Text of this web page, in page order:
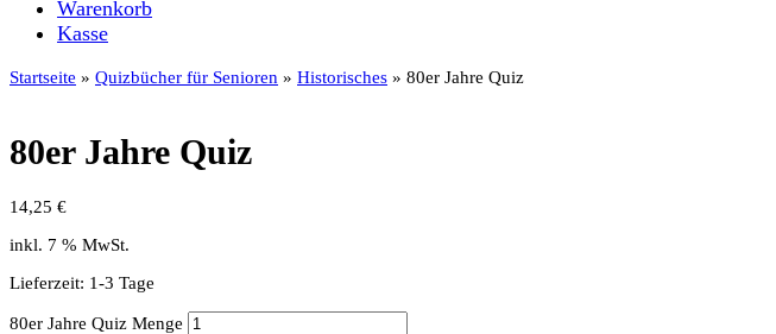
Warenkorb
Kasse
Startseite » Quizbücher für Senioren » Historisches » 80er Jahre Quiz
80er Jahre Quiz
14,25 €
inkl. 7 % MwSt.
Lieferzeit: 1-3 Tage
80er Jahre Quiz Menge